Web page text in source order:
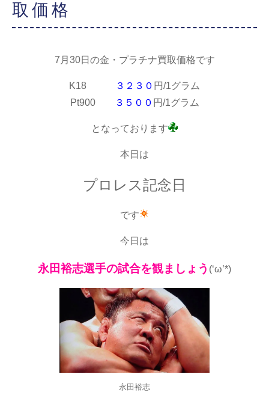
取価格
7月30日の金・プラチナ買取価格です
K18 ３２３０ 円/1グラム
Pt900
３５００ 円/1グラム
となっております
本日は
プロレス記念日
です
今日は
永田裕志選手の試合を観ましょう (‘ω’*)
永田裕志